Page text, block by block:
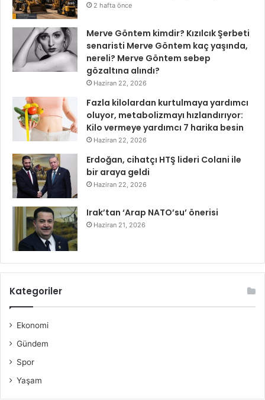
2 hafta önce
Merve Göntem kimdir? Kızılcık Şerbeti
senaristi Merve Göntem kaç yaşında,
nereli? Merve Göntem sebep
gözaltına alındı?
Haziran 22, 2026
Fazla kilolardan kurtulmaya yardımcı
oluyor, metabolizmayı hızlandırıyor:
Kilo vermeye yardımcı 7 harika besin
Haziran 22, 2026
Erdoğan, cihatçı HTŞ lideri Colani ile
bir araya geldi
Haziran 22, 2026
Irak’tan ‘Arap NATO’su’ önerisi
Haziran 21, 2026
Kategoriler
Ekonomi
Gündem
Spor
Yaşam